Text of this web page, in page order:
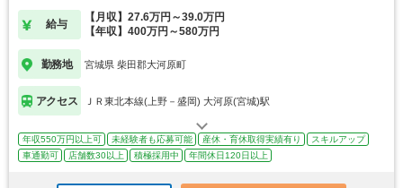
す！
給与
【月収】27.6万円～39.0万円
【年収】400万円～580万円
勤務地 宮城県 柴田郡大河原町
アクセス ＪＲ東北本線(上野－盛岡) 大河原(宮城)駅
年収550万円以上可 未経験者も応募可能 産休・育休取得実績有り
スキルアップ
車通勤可
店舗数30以上 積極採用中 年間休日120日以上